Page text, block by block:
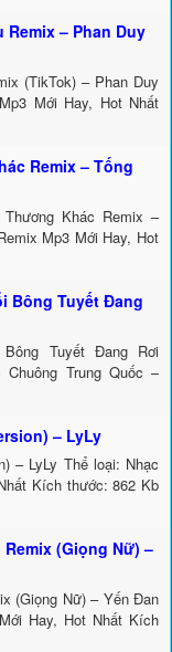
– Phan Duy
(TikTok) – Phan Duy
Mới Hay, Hot Nhất
Remix – Tống
Khác Remix –
Mp3 Mới Hay, Hot
Bông Tuyết Đang
Tuyết Đang Rơi
Trung Quốc –
– LyLy
– LyLy Thể loại: Nhạc
Kích thước: 862 Kb
(Giọng Nữ) –
(Giọng Nữ) – Yến Đan
Hay, Hot Nhất Kích